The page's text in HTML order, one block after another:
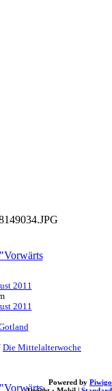
Vorwärts
2011
2011
Die Mittelalterwoche
Vorwärts
Powered by Piwigo